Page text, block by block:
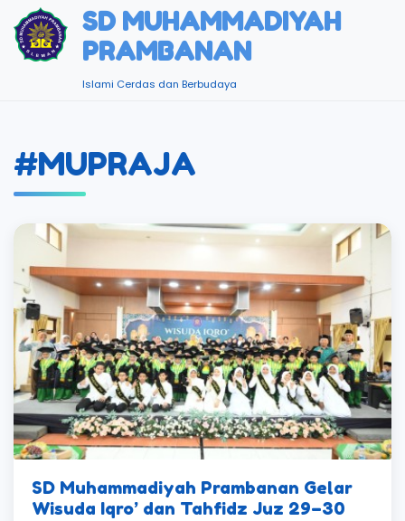
SD MUHAMMADIYAH
PRAMBANAN
Islami Cerdas dan Berbudaya
#MUPRAJA
SD Muhammadiyah Prambanan Gelar
Wisuda Iqro’ dan Tahfidz Juz 29–30